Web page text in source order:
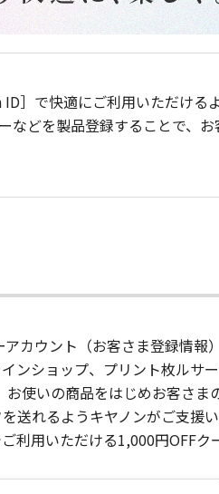
］で快適にご利用いただける
どを製品登録することで、
カウント（お客さま登録情報
ンショップ、プリント枚ルサ
使いの商品をはじめお客さま
送れるようキヤノンがご支援
用いただける1,000円OFFク